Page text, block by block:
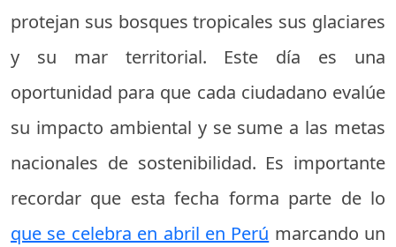
protejan sus bosques tropicales sus glaciares
y su mar territorial. Este día es una
oportunidad para que cada ciudadano evalúe
su impacto ambiental y se sume a las metas
nacionales de sostenibilidad. Es importante
recordar que esta fecha forma parte de lo
que se celebra en abril en Perú marcando un